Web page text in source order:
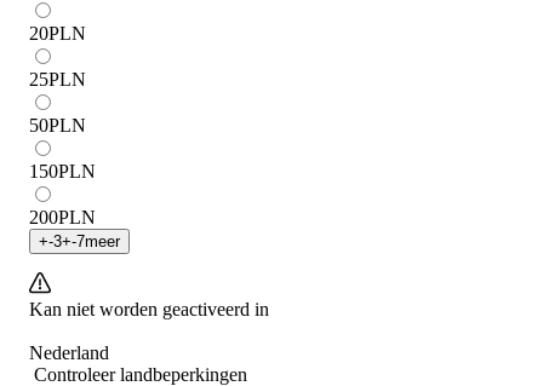
20PLN
25PLN
50PLN
150PLN
200PLN
+-3+-7meer
Kan niet worden geactiveerd in
Nederland
Controleer landbeperkingen